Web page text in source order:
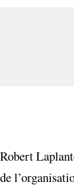
Robert
de